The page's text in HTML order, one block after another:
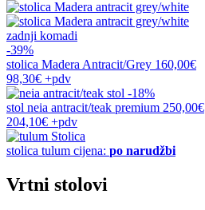
zadnji komadi
-39%
stolica Madera Antracit/Grey 160,00€
98,30€ +pdv
-18%
stol neia antracit/teak premium 250,00€
204,10€ +pdv
stolica tulum cijena: po narudžbi
Vrtni stolovi